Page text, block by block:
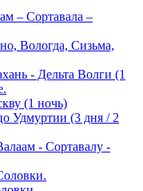
– Сортавала –
Вологда, Сизьма,
- Дельта Волги (1
(1 ночь)
Удмуртии (3 дня / 2
- Сортавалу -